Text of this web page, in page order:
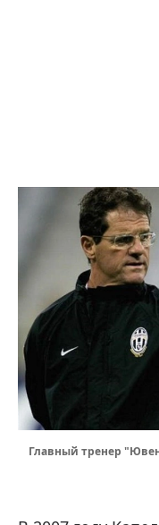
Главный тренер